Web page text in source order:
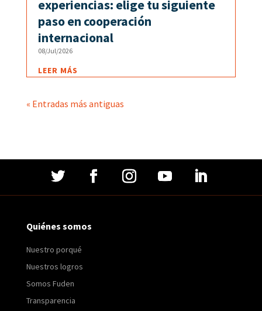
experiencias: elige tu siguiente
paso en cooperación
internacional
08/Jul/2026
LEER MÁS
« Entradas más antiguas
Quiénes somos
Nuestro porqué
Nuestros logros
Somos Fuden
Transparencia